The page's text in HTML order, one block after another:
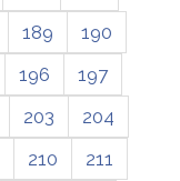
189
190
196
197
203
204
210
211